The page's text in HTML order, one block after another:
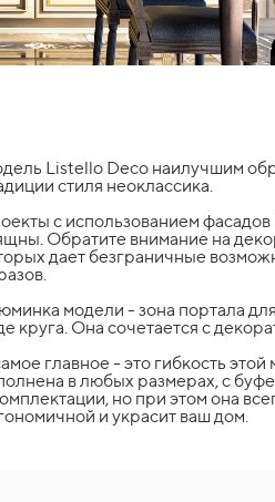
Listello Deco наилучшим
стиля неоклассика.
с использованием
Обратите внимание на
дает безграничные
модели - зона портала
круга. Она сочетается с
главное - это гибкость
в любых размерах, с
но при этом она
и украсит ваш дом.